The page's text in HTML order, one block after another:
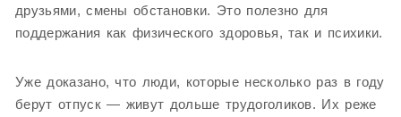
друзьями, смены обстановки. Это полезно для
поддержания как физического здоровья, так и психики.
Уже доказано, что люди, которые несколько раз в году
берут отпуск — живут дольше трудоголиков. Их реже